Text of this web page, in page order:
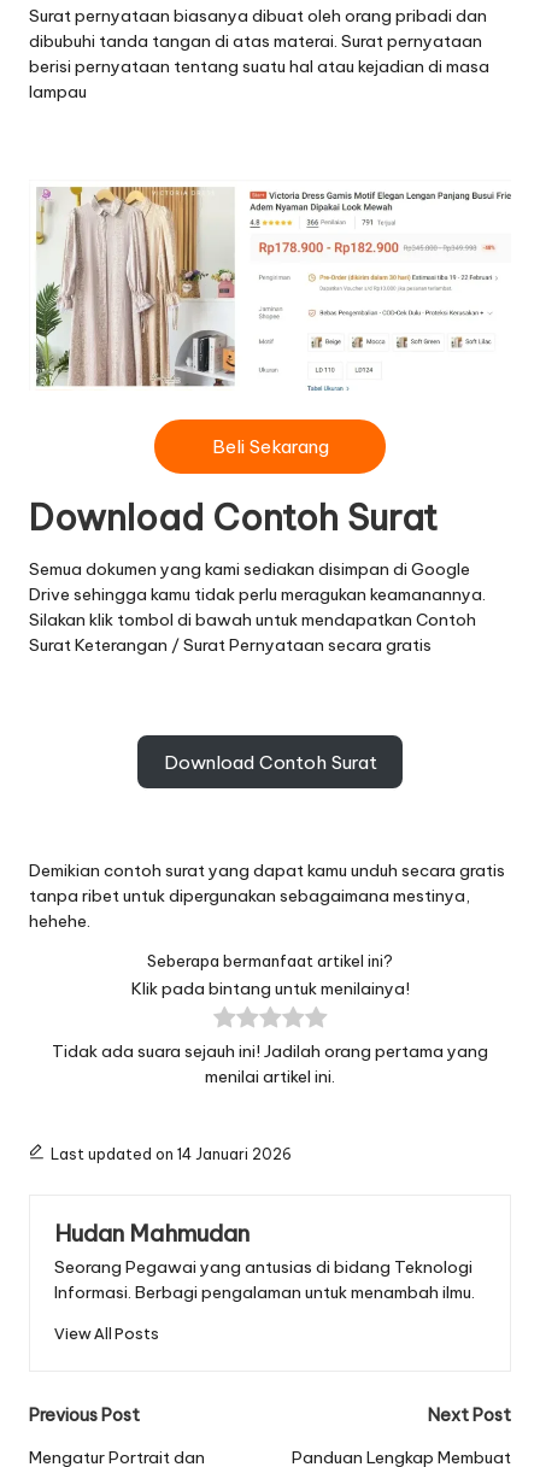
Surat pernyataan biasanya dibuat oleh orang pribadi dan
dibubuhi tanda tangan di atas materai. Surat pernyataan
berisi pernyataan tentang suatu hal atau kejadian di masa
lampau
Beli Sekarang
Download Contoh Surat
Semua dokumen yang kami sediakan disimpan di Google
Drive sehingga kamu tidak perlu meragukan keamanannya.
Silakan klik tombol di bawah untuk mendapatkan Contoh
Surat Keterangan / Surat Pernyataan secara gratis
Download Contoh Surat
Demikian contoh surat yang dapat kamu unduh secara gratis
tanpa ribet untuk dipergunakan sebagaimana mestinya,
hehehe.
Seberapa bermanfaat artikel ini?
Klik pada bintang untuk menilainya!
Tidak ada suara sejauh ini! Jadilah orang pertama yang
menilai artikel ini.
Last updated on 14 Januari 2026
Hudan Mahmudan
Seorang Pegawai yang antusias di bidang Teknologi
Informasi. Berbagi pengalaman untuk menambah ilmu.
View All Posts
Post
Previous Post
Mengatur Portrait dan
Next Post
Panduan Lengkap Membuat